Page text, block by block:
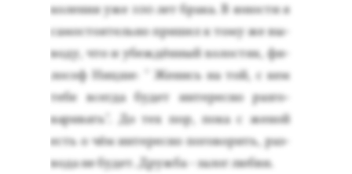
коле­ния уже 100 лет бра­ка. В юнос­ти я
са­мос­то­ятель­но при­шел к то­му же вы­
воду, что и убеж­дённый хо­лос­тяк, фи­
лософ Ниц­ше: " Же­нись на той, с кем
те­бе всег­да бу­дет ин­те­рес­но раз­го­
вари­вать". До тех пор, по­ка с же­ной
есть о чём ин­те­рес­но по­гово­рить, раз­
во­да не бу­дет. Друж­ба - за­лог люб­ви.